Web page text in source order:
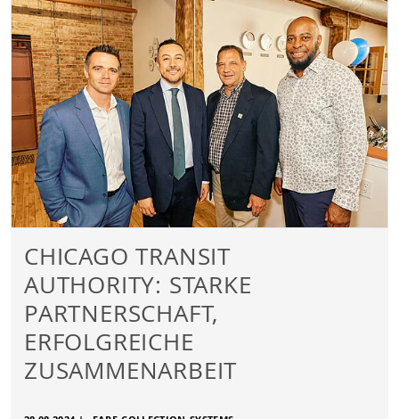
CHICAGO TRANSIT
AUTHORITY: STARKE
PARTNERSCHAFT,
ERFOLGREICHE
ZUSAMMENARBEIT